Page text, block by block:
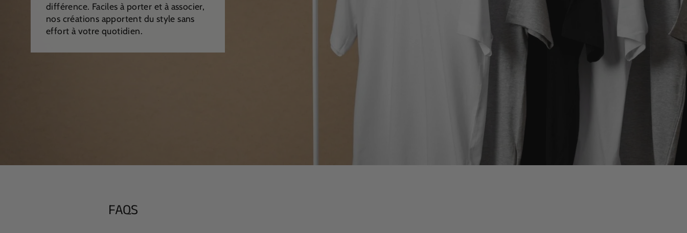
différence. Faciles à porter et à associer,
nos créations apportent du style sans
effort à votre quotidien.
FAQS